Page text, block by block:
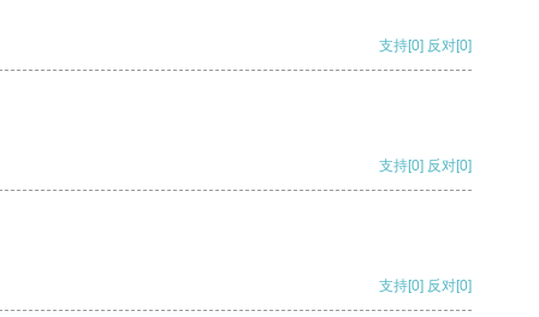
支持[0] 反对[0]
支持[0] 反对[0]
支持[0] 反对[0]